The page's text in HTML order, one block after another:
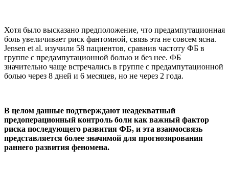
Хотя было высказано предположение, что предампутационная
боль увеличивает риск фантомной, связь эта не совсем ясна.
Jensen et al. изучили 58 пациентов, сравнив частоту ФБ в
группе с предампутационной болью и без нее. ФБ
значительно чаще встречались в группе с предампутационной
болью через 8 дней и 6 месяцев, но не через 2 года.
В целом данные подтверждают неадекватный
предоперационный контроль боли как важный фактор
риска последующего развития ФБ, и эта взаимосвязь
представляется более значимой для прогнозирования
раннего развития феномена.